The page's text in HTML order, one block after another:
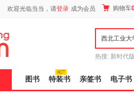
欢迎光临当当，请登录 成为会员 购物车
热搜: 新时代
图书 特装书 亲签书 电子书